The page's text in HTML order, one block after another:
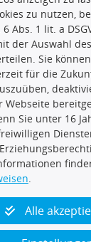
zu nutzen,
Abs. 1 lit. a
der Auswahl
Sie
für die
Webseite
Sie unter 16
Alle